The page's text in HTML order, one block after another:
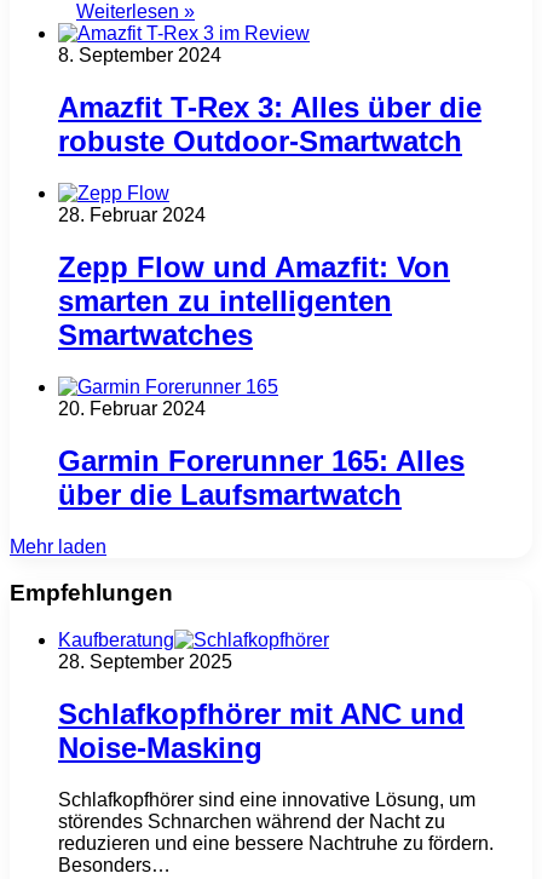
Weiterlesen »
8. September 2024
Amazfit T-Rex 3: Alles über die
robuste Outdoor-Smartwatch
28. Februar 2024
Zepp Flow und Amazfit: Von
smarten zu intelligenten
Smartwatches
20. Februar 2024
Garmin Forerunner 165: Alles
über die Laufsmartwatch
Mehr laden
Empfehlungen
Kaufberatung
28. September 2025
Schlafkopfhörer mit ANC und
Noise-Masking
Schlafkopfhörer sind eine innovative Lösung, um
störendes Schnarchen während der Nacht zu
reduzieren und eine bessere Nachtruhe zu fördern.
Besonders…